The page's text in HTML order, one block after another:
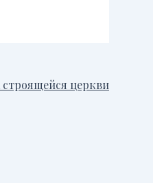
строящейся церкви